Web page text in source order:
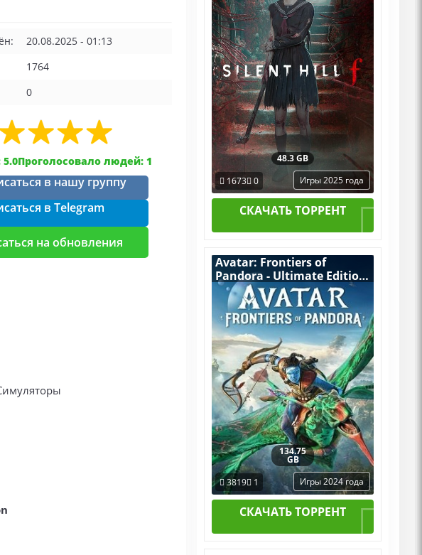
20.08.2025 - 01:13
1764
0
Проголосовало людей: 1
в нашу группу
в Telegram
на обновления
DLC
48.3 GB
1673 0 Игры 2025 года
СКАЧАТЬ ТОРРЕНТ
Avatar: Frontiers of
Pandora - Ultimate Edition
v.Build 21582928
[RUS|ENG] (2024) PC
Пиратка Portable + All
DLCs
134.75
GB
3819
1 Игры 2024 года
СКАЧАТЬ ТОРРЕНТ